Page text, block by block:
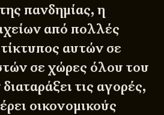
πανδημίας, η
από πολλές
αυτών σε
σε χώρες όλου του
τις αγορές,
οικονομικούς